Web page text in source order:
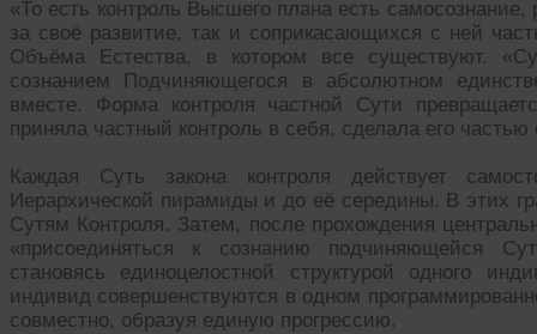
«То есть контроль Высшего плана есть самосознание,
за своё развитие, так и соприкасающихся с ней
Объёма Естества, в котором все существуют.
сознанием Подчиняющегося в абсолютном
вместе. Форма контроля частной Сути
приняла частный контроль в себя, сделала его частью
Каждая Суть закона контроля действует
Иерархической пирамиды и до её середины. В этих
Сутям Контроля. Затем, после прохождения
«присоединяться к сознанию подчиняющейся
становясь единоцелостной структурой одного
индивид совершенствуются в одном
совместно, образуя единую прогрессию.